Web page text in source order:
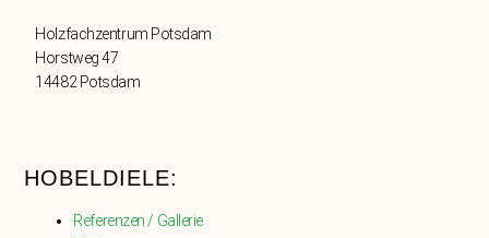
Holzfachzentrum Potsdam
Horstweg 47
14482 Potsdam
HOBELDIELE:
Referenzen / Gallerie